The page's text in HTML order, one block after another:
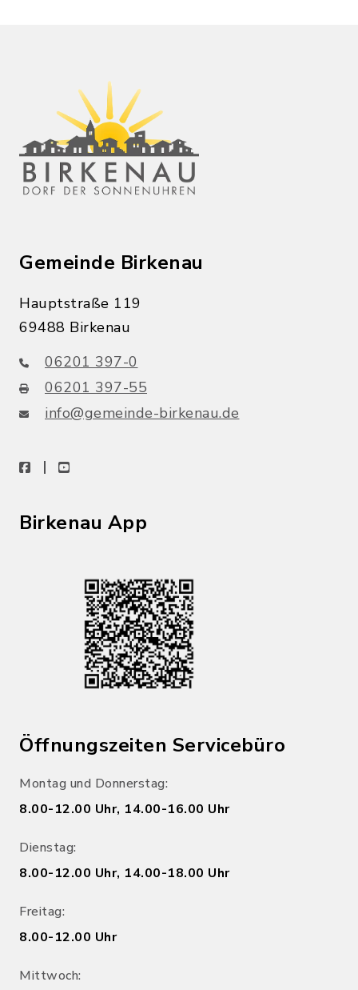
Gemeinde Birkenau
Hauptstraße 119
69488 Birkenau
06201 397-0
06201 397-55
info@gemeinde-birkenau.de
facebookyoutube
Birkenau App
Öffnungszeiten Servicebüro
Montag und Donnerstag:
8.00-12.00 Uhr, 14.00-16.00 Uhr
Dienstag:
8.00-12.00 Uhr, 14.00-18.00 Uhr
Freitag:
8.00-12.00 Uhr
Mittwoch: